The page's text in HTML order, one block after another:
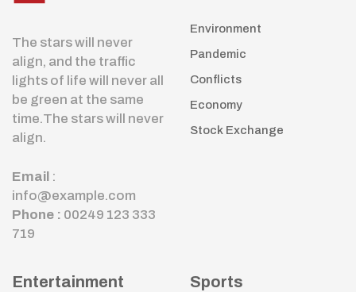
The stars will never
align, and the traffic
lights of life will never all
be green at the same
time.The stars will never
align.
Email :
info@example.com
Phone : 00249 123 333
719
Environment
Pandemic
Conflicts
Economy
Stock Exchange
Entertainment Sports